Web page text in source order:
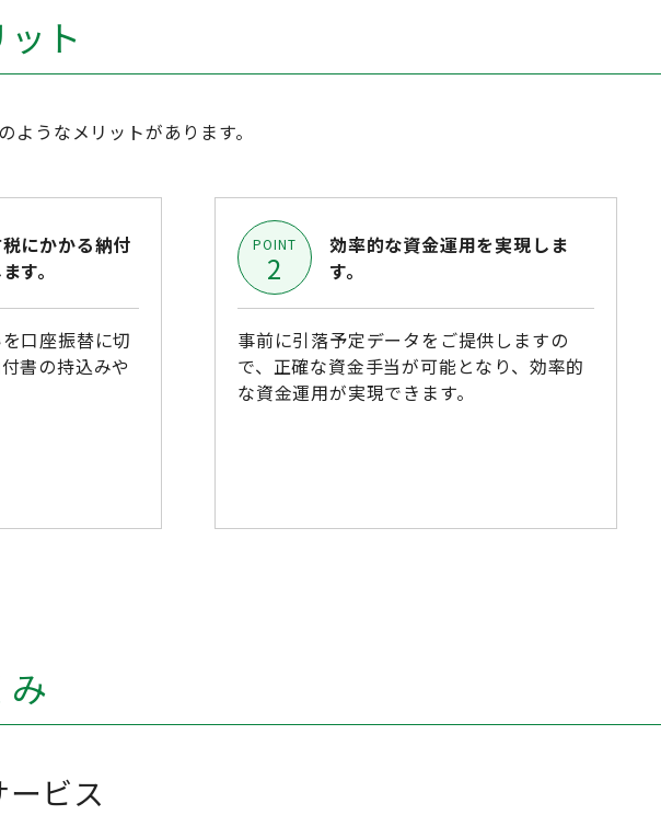
ト
ようなメリットがあります。
にかかる納付
す。
口座振替に切
書の持込みや
POINT
2
効率的な資金運用を実現しま
す。
事前に引落予定データをご提供しますの
で、正確な資金手当が可能となり、効率的
な資金運用が実現できます。
み
ビス